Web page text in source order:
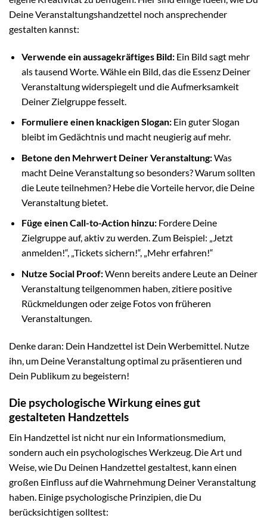
Deine Veranstaltungshandzettel noch ansprechender
gestalten kannst:
Verwende ein aussagekräftiges Bild:Ein Bild sagt mehr
als tausend Worte. Wähle ein Bild, das die Essenz Deiner
Veranstaltung widerspiegelt und die Aufmerksamkeit
Deiner Zielgruppe fesselt.
Formuliere einen knackigen Slogan:Ein guter Slogan
bleibt im Gedächtnis und macht neugierig auf mehr.
Betone den Mehrwert Deiner Veranstaltung:Was
macht Deine Veranstaltung so besonders? Warum sollten
die Leute teilnehmen? Hebe die Vorteile hervor, die Deine
Veranstaltung bietet.
Füge einen Call-to-Action hinzu:Fordere Deine
Zielgruppe auf, aktiv zu werden. Zum Beispiel: „Jetzt
anmelden!“, „Tickets sichern!“, „Mehr erfahren!“
Nutze Social Proof:Wenn bereits andere Leute an Deiner
Veranstaltung teilgenommen haben, zitiere positive
Rückmeldungen oder zeige Fotos von früheren
Veranstaltungen.
Denke daran: Dein Handzettel ist Dein Werbemittel. Nutze
ihn, um Deine Veranstaltung optimal zu präsentieren und
Dein Publikum zu begeistern!
Die psychologische Wirkung eines gut
gestalteten Handzettels
Ein Handzettel ist nicht nur ein Informationsmedium,
sondern auch ein psychologisches Werkzeug. Die Art und
Weise, wie Du Deinen Handzettel gestaltest, kann einen
großen Einfluss auf die Wahrnehmung Deiner Veranstaltung
haben. Einige psychologische Prinzipien, die Du
berücksichtigen solltest: